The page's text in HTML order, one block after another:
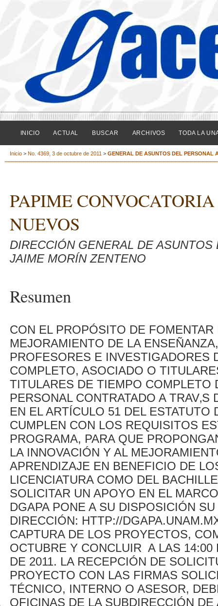
INICIO ACTUAL BUSCAR ARCHIVOS TODA LA
Inicio > No. 4369, 3 de octubre de 2011 > GENERAL DE ASUNTOS DEL PERSONAL
PAPIME CONVOCATORIA
NUEVOS
DIRECCIÓN GENERAL DE
JAIME MORÍN ZENTENO
Resumen
CON EL PROPÓSITO DE
MEJORAMIENTO DE LA
PROFESORES E INVESTIGADORES
COMPLETO, ASOCIADO O
TITULARES DE TIEMPO COMPLETO
PERSONAL CONTRATADO A
EN EL ARTÍCULO 51 DEL
CUMPLEN CON LOS REQUISITOS
PROGRAMA, PARA QUE
LA INNOVACIÓN Y AL
APRENDIZAJE EN BENEFICIO DE
LICENCIATURA COMO DEL
SOLICITAR UN APOYO EN EL
DGAPA PONE A SU DISPOSICIÓN
DIRECCIÓN: HTTP://
CAPTURA DE LOS PROYECTOS,
OCTUBRE Y CONCLUIR A LAS
DE 2011. LA RECEPCIÓN DE
PROYECTO CON LAS FIRMAS
TÉCNICO, INTERNO O ASESOR,
OFICINAS DE LA SUBDIRECCIÓN